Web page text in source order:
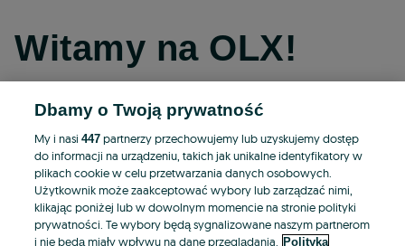
Witamy na OLX!
Kontynuuj przez Facebooka
Kontynuuj przez konto Apple
Kontynuuj przez konto Google
Dbamy o Twoją prywatność
My i nasi447 partnerzy przechowujemy lub uzyskujemy dostęp
do informacji na urządzeniu, takich jak unikalne identyfikatory w
plikach cookie w celu przetwarzania danych osobowych.
Użytkownik może zaakceptować wybory lub zarządzać nimi,
klikając poniżej lub w dowolnym momencie na stronie polityki
prywatności. Te wybory będą sygnalizowane naszym partnerom
i nie będą miały wpływu na dane przeglądania.
Polityka